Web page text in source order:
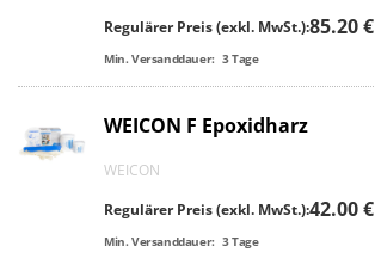
Regulärer Preis (exkl. MwSt.):85.20 €
Min. Versanddauer: 3Tage
WEICON F Epoxidharz
WEICON
Regulärer Preis (exkl. MwSt.):42.00 €
Min. Versanddauer: 3Tage